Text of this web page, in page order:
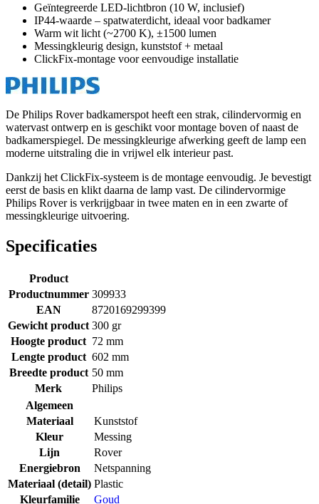
Geïntegreerde LED-lichtbron (10 W, inclusief)
IP44-waarde – spatwaterdicht, ideaal voor badkamer
Warm wit licht (~2700 K), ±1500 lumen
Messingkleurig design, kunststof + metaal
ClickFix-montage voor eenvoudige installatie
De Philips Rover badkamerspot heeft een strak, cilindervormig en
watervast ontwerp en is geschikt voor montage boven of naast de
badkamerspiegel. De messingkleurige afwerking geeft de lamp een
moderne uitstraling die in vrijwel elk interieur past.
Dankzij het ClickFix-systeem is de montage eenvoudig. Je bevestigt
eerst de basis en klikt daarna de lamp vast. De cilindervormige
Philips Rover is verkrijgbaar in twee maten en in een zwarte of
messingkleurige uitvoering.
Specificaties
Product
Productnummer 309933
EAN
8720169299399
Gewicht product 300 gr
Hoogte product 72 mm
Lengte product 602 mm
Breedte product 50 mm
Merk
Philips
Algemeen
Materiaal
Kunststof
Kleur
Messing
Lijn
Rover
Energiebron
Netspanning
Materiaal (detail) Plastic
Kleurfamilie
Goud